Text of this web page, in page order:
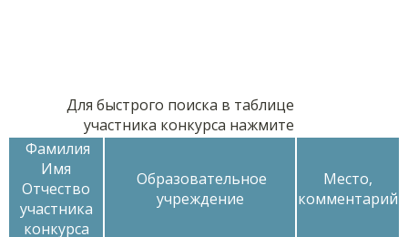
Для быстрого поиска в таблице
участника конкурса нажмите
Фамилия
Имя
Отчество
участника
конкурса
Образовательное
учреждение
Место,
комментарий